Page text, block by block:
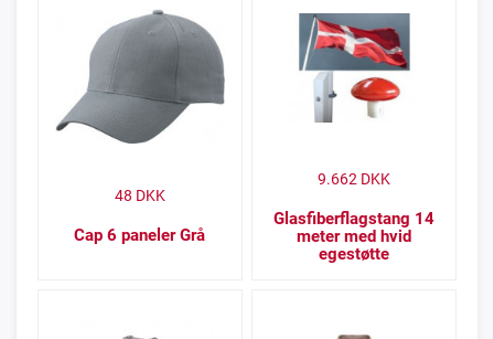
Cap 6 paneler Grå
48 DKK
Glasfiberflagstang 14
meter med hvid
egestøtte
9.662DKK